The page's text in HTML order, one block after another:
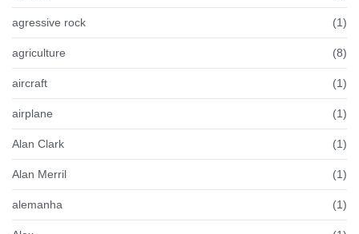
agressive rock (1)
agriculture (8)
aircraft (1)
airplane (1)
Alan Clark (1)
Alan Merril (1)
alemanha (1)